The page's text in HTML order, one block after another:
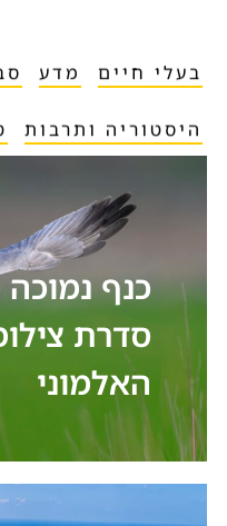
בעלי חיים מדע
היסטוריה ותרבות
כנף
סדרת
האלמוני